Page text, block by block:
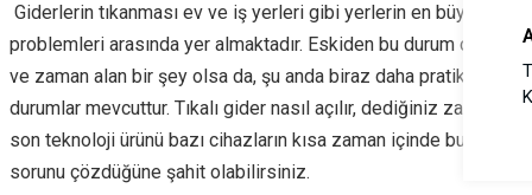
Giderlerin tıkanması ev ve iş yerleri gibi yerlerin en büyük
problemleri arasında yer almaktadır. Eskiden bu durum çok zor
ve zaman alan bir şey olsa da, şu anda biraz daha pratik
durumlar mevcuttur. Tıkalı gider nasıl açılır, dediğiniz zaman
son teknoloji ürünü bazı cihazların kısa zaman içinde bu
sorunu çözdüğüne şahit olabilirsiniz.